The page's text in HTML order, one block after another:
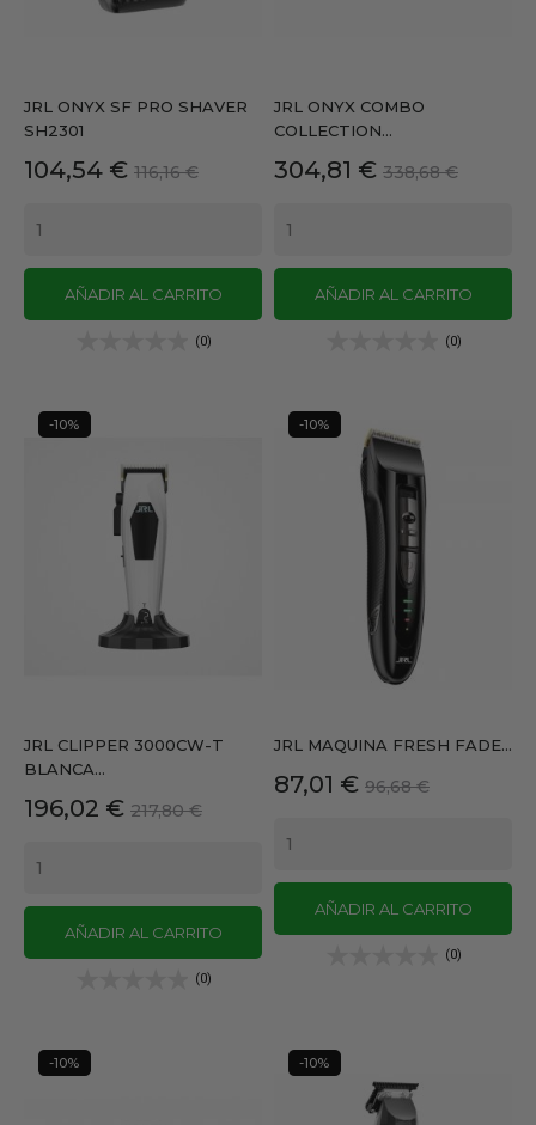
JRL ONYX SF PRO SHAVER
SH2301
Precio
104,54 € Precio
116,16 €
AÑADIR AL CARRITO
(0)
JRL ONYX COMBO
COLLECTION...
Precio
304,81 € Precio
338,68 €
AÑADIR AL CARRITO
(0)
JRL CLIPPER 3000CW-T
BLANCA...
Precio
196,02 € Precio
217,80 €
AÑADIR AL CARRITO
(0)
-10%
JRL MAQUINA FRESH FADE...
Precio
87,01 € Precio
96,68 €
AÑADIR AL CARRITO
(0)
-10%
-10% -10%